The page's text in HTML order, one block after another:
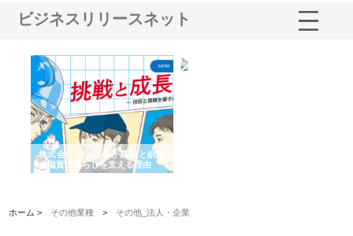
ビジネスリリースネット
株式会社ナツハラが建設と鋲螺
で滋賀の暮らしを支える理由
ホーム > その他業種 > その他_法人・企業